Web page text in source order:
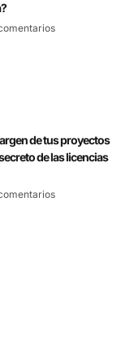
de tus proyectos
de las licencias